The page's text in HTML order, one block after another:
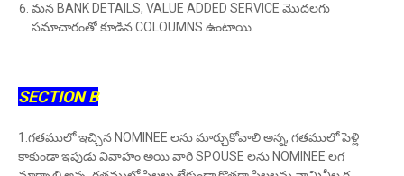
మన BANK DETAILS, VALUE ADDED SERVICE మొదలగు
సమాచారంతో కూడిన COLOUMNS ఉంటాయి.
SECTION B
1.గతములో ఇచ్చిన NOMINEE లను మార్చుకోవాలి అన్న, గతములో పెళ్లి
కాకుండా ఇపుడు వివాహం అయి వారి SPOUSE లను NOMINEE లగ